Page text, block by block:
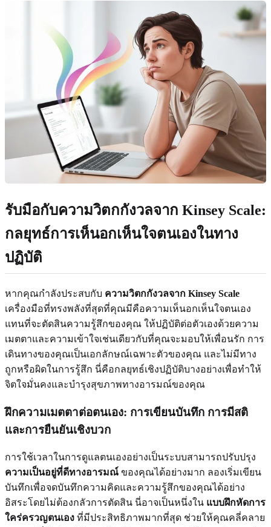
รับมือกับความวิตกกังวลจาก Kinsey Scale:
กลยุทธ์การเห็นอกเห็นใจตนเองในทาง
ปฏิบัติ
หากคุณกำลังประสบกับ ความวิตกกังวลจาก Kinsey Scale
เครื่องมือที่ทรงพลังที่สุดที่คุณมีคือความเห็นอกเห็นใจตนเอง
แทนที่จะตัดสินความรู้สึกของคุณ ให้ปฏิบัติต่อตัวเองด้วยความ
เมตตาและความเข้าใจเช่นเดียวกับที่คุณจะมอบให้เพื่อนรัก การ
เดินทางของคุณเป็นเอกลักษณ์เฉพาะตัวของคุณ และไม่มีทาง
ถูกหรือผิดในการรู้สึก นี่คือกลยุทธ์เชิงปฏิบัติบางอย่างเพื่อทำให้
จิตใจมั่นคงและบำรุงสุขภาพทางอารมณ์ของคุณ
ฝึกความเมตตาต่อตนเอง: การเขียนบันทึก การมีสติ
และการยืนยันเชิงบวก
การใช้เวลาในการดูแลตนเองอย่างเป็นระบบสามารถปรับปรุง
ความเป็นอยู่ที่ดีทางอารมณ์ ของคุณได้อย่างมาก ลองเริ่มเขียน
บันทึกเพื่อจดบันทึกความคิดและความรู้สึกของคุณได้อย่าง
อิสระโดยไม่ต้องกลัวการตัดสิน นี่อาจเป็นหนึ่งใน แบบฝึกหัดการ
ใคร่ครวญตนเอง ที่มีประสิทธิภาพมากที่สุด ช่วยให้คุณคลี่คลาย